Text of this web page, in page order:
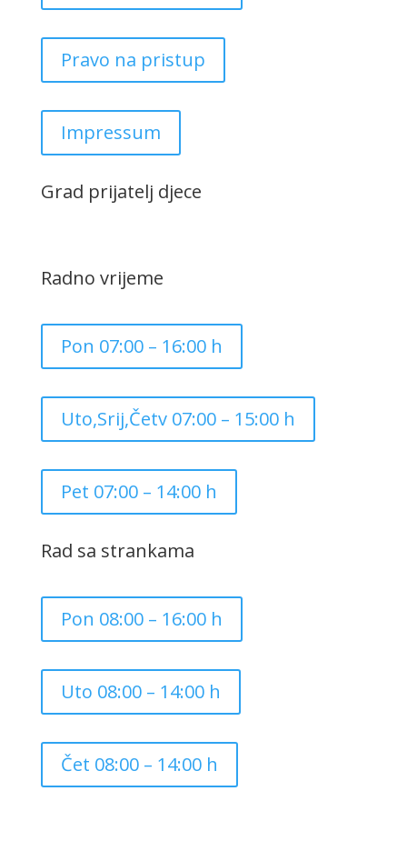
Pravo na pristup
Impressum
Grad prijatelj djece
Radno vrijeme
Pon 07:00 – 16:00 h
Uto,Srij,Četv 07:00 – 15:00 h
Pet 07:00 – 14:00 h
Rad sa strankama
Pon 08:00 – 16:00 h
Uto 08:00 – 14:00 h
Čet 08:00 – 14:00 h